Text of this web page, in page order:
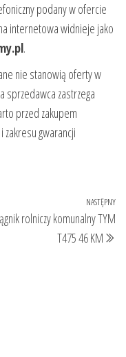
podany w ofercie
internetowa widnieje jako
.
nie stanowią oferty w
sprzedawca zastrzega
przed zakupem
zakresu gwarancji
NASTĘPNY
rolniczy komunalny TYM
T475 46 KM